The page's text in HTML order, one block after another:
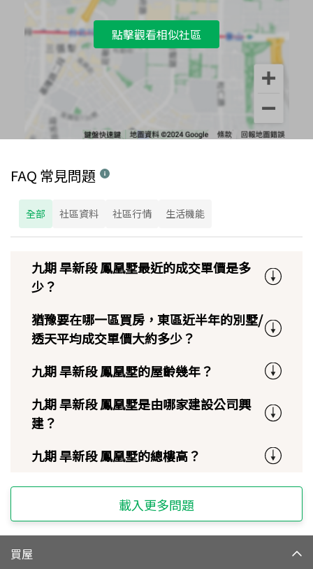
點擊觀看相似社區
FAQ 常見問題
全部 社區資料 社區行情 生活機能
九期 旱新段 鳳凰墅最近的成交單價是多
少？
猶豫要在哪一區買房，東區近半年的別墅/
透天平均成交單價大約多少？
九期 旱新段 鳳凰墅的屋齡幾年？
九期 旱新段 鳳凰墅是由哪家建設公司興
建？
九期 旱新段 鳳凰墅的總樓高？
載入更多問題
買屋